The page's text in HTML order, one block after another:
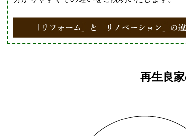
再生良